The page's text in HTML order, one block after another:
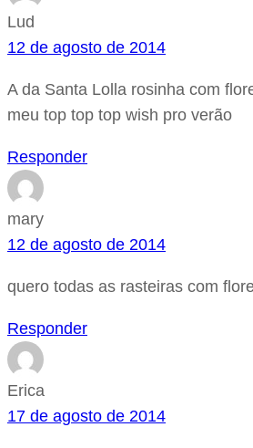
Lud
12 de agosto de 2014
A da Santa Lolla rosinha com
meu top top top wish pro verão
Responder
mary
12 de agosto de 2014
quero todas as rasteiras com
Responder
Erica
17 de agosto de 2014